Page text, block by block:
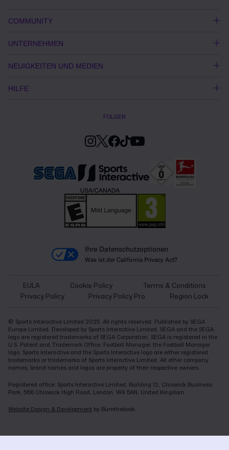
COMMUNITY
UNTERNEHMEN
NEUIGKEITEN UND MEDIEN
HILFE
FOLGEN
Ihre Datenschutzoptionen
Was ist der California Privacy Act?
EULA Cookie Policy
Terms & Conditions
Privacy Policy
Privacy Policy Pro Region Lock
© Sports Interactive Limited 2025. All rights reserved. Published by SEGA
Europe Limited. Developed by Sports Interactive Limited. SEGA and the SEGA
logo are registered trademarks of SEGA Corporation. SEGA is registered in the
U.S. Patent and Trademark Office. Football Manager, the Football Manager
logo, Sports Interactive and the Sports Interactive logo are either registered
trademarks or trademarks of Sports Interactive Limited. All other company
names, brand names and logos are property of their respective owners.
Registered office: Sports Interactive Limited, Building 12, Chiswick Business
Park, 566 Chiswick High Road, London, W4 5AN, United Kingdom
Website Design & Development by Burnthebook